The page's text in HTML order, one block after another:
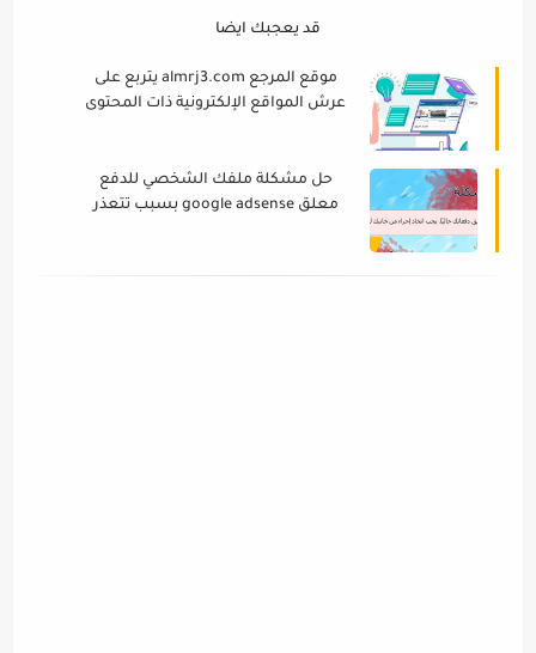
قد يعجبك ايضا
موقع المرجع almrj3.com يتربع على
عرش المواقع الإلكترونية ذات المحتوى
حل مشكلة ملفك الشخصي للدفع
معلق google adsense بسبب تتعذر